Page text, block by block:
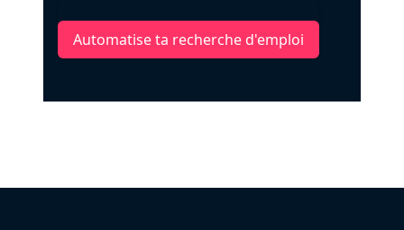
Automatise ta recherche d'emploi